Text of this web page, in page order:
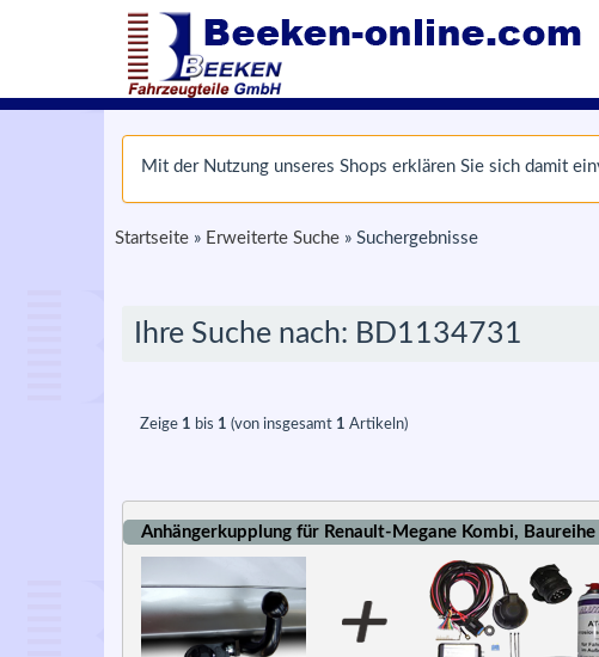
Mit der Nutzung unseres Shops erklären Sie sich damit
Startseite » Erweiterte Suche » Suchergebnisse
Ihre Suche nach: BD1134731
Zeige 1 bis 1 (von insgesamt 1 Artikeln)
Anhängerkupplung für Renault-Megane Kombi,